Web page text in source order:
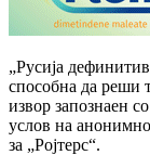
„Русија
способна да реши
извор запознаен
услов на
за „Ројтерс“.